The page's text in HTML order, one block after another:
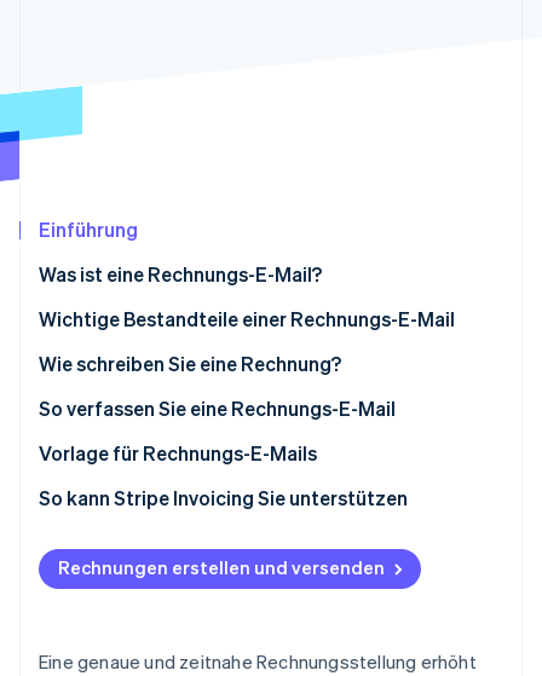
Stripe-Sessions 2026
Jetzt ansehen
Einführung
Was ist eine Rechnungs-E-Mail?
Wichtige Bestandteile einer Rechnungs-E-Mail
Wie schreiben Sie eine Rechnung?
So verfassen Sie eine Rechnungs-E-Mail
Vorlage für Rechnungs-E-Mails
So kann Stripe Invoicing Sie unterstützen
Rechnungen erstellen und versenden
Eine genaue und zeitnahe Rechnungsstellung erhöht